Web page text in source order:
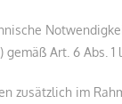
Art. 6 Abs. 1
zusätzlich im